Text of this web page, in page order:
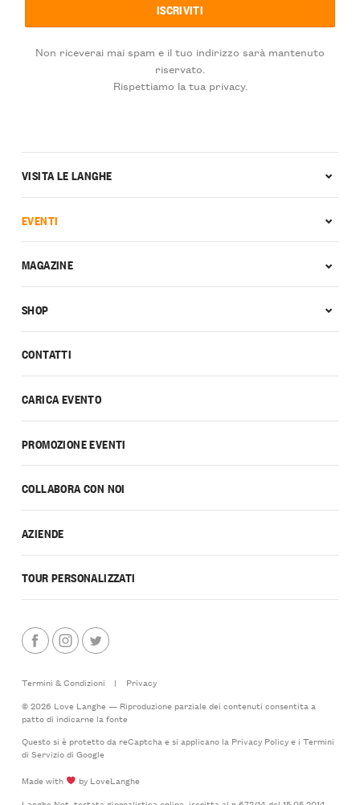
Non riceverai mai spam e il tuo indirizzo sarà mantenuto
riservato.
Rispettiamo la tua privacy.
CONTATTI
CARICA EVENTO
PROMOZIONE EVENTI
COLLABORA CON NOI
AZIENDE
TOUR PERSONALIZZATI
VISITA LE LANGHE
EVENTI
MAGAZINE
SHOP
Termini & Condizioni |
Privacy
© 2026 Love Langhe — Riproduzione parziale dei contenuti consentita a
patto di indicarne la fonte
Questo si è protetto da reCaptcha e si applicano la Privacy Policye i Termini
di Serviziodi Google
Made with
by LoveLanghe